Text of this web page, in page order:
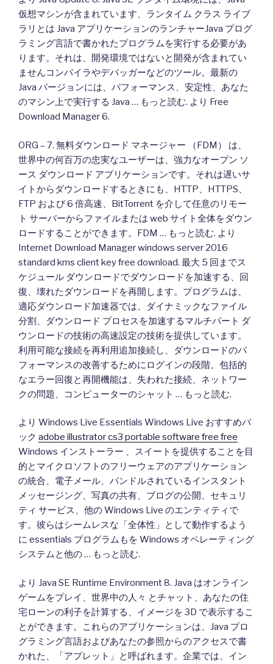
仮想マシンが含まれています、ランタイム クラス ライブ
ラリとは Java アプリケーションのランチャーJava プログ
ラミング言語で書かれたプログラムを実行する必要があ
ります。それは、開発環境ではないと開発が含まれてい
ませんコンパイラやデバッガーなどのツール。最新の
Java バージョンには、パフォーマンス、安定性、あなた
のマシン上で実行する Java … もっと読む. より Free
Download Manager 6.
ORG – 7. 無料ダウンロード マネージャー （FDM） は、
世界中の何百万の忠実なユーザーは、強力なオープン ソ
ース ダウンロード アプリケーションです。それは遅いサ
イトからダウンロードするときにも、HTTP、HTTPS、
FTP および 6 倍高速、BitTorrent を介して任意のリモー
ト サーバーからファイルまたは web サイト全体をダウン
ロードすることができます。FDM … もっと読む. より
Internet Download Manager windows server 2016
standard kms client key free download. 最大 5 回までス
ケジュール ダウンロードでダウンロードを加速する、回
復、壊れたダウンロードを再開します。プログラムは、
適応ダウンロード加速器では、ダイナミックなファイル
分割、ダウンロード プロセスを加速するマルチパート ダ
ウンロードの技術の高速設定の技術を提供しています。
利用可能な接続を再利用追加接続し、ダウンロードのパ
フォーマンスの改善するためにログインの段階。包括的
なエラー回復と再開機能は、失われた接続、ネットワー
クの問題、コンピューターのシャット … もっと読む.
より Windows Live Essentials Windows Live おすすめパ
ック adobe illustrator cs3 portable software free free
Windows インストーラー 、スイートを提供することを目
的とマイクロソフトのフリーウェアのアプリケーション
の統合、電子メール、バンドルされているインスタント
メッセージング、写真の共有、ブログの公開、セキュリ
ティ サービス、他の Windows Live のエンティティで
す。彼らはシームレスな「全体性」として動作するよう
に essentials プログラムもを Windows オペレーティング
システムと他の … もっと読む.
より Java SE Runtime Environment 8. Java はオンライン
ゲームをプレイ、世界中の人々 とチャット、あなたの住
宅ローンの利子を計算する、イメージを 3D で表示するこ
とができます。これらのアプリケーションは、Java プロ
グラミング言語およびあなたの参照からのアクセスで書
かれた、「アプレット」と呼ばれます。企業では、イン